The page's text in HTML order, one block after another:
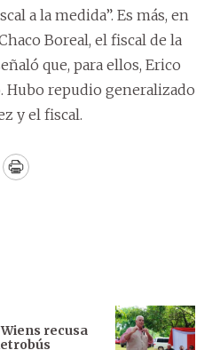
a la medida”. Es más, en
Boreal, el fiscal de la
que, para ellos, Erico
Hubo repudio generalizado
y el fiscal.
Print
recusa